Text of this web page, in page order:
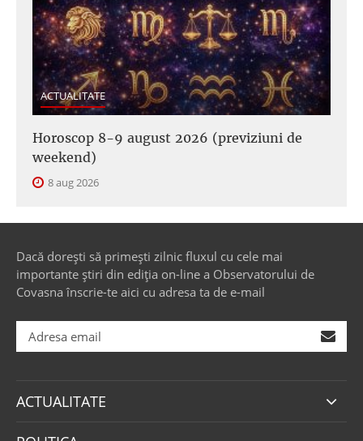
ACTUALITATE
Horoscop 8-9 august 2026 (previziuni de
weekend)
8 aug 2026
Dacă dorești să primești zilnic fluxul cu cele mai
importante știri din ediția on-line a Observatorului de
Covasna înscrie-te aici cu adresa ta de e-mail
ACTUALITATE